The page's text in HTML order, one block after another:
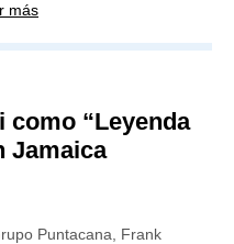
más
como “Leyenda
Jamaica
Puntacana, Frank